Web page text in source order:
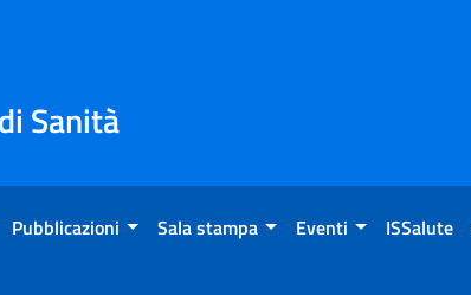
Sanità
Pubblicazioni Sala stampa Eventi ISSalute